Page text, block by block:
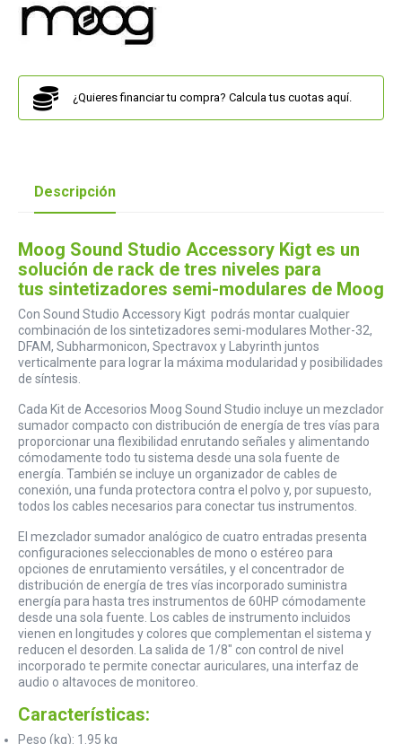
¿Quieres financiar tu compra? Calcula tus cuotas aquí.
Descripción
Moog Sound Studio Accessory Kigt es un
solución de rack de tres niveles para
tus sintetizadores semi-modulares de Moog
Con Sound Studio Accessory Kigt podrás montar cualquier
combinación de los sintetizadores semi-modulares Mother-32,
DFAM, Subharmonicon, Spectravox y Labyrinth juntos
verticalmente para lograr la máxima modularidad y posibilidades
de síntesis.
Cada Kit de Accesorios Moog Sound Studio incluye un mezclador
sumador compacto con distribución de energía de tres vías para
proporcionar una flexibilidad enrutando señales y alimentando
cómodamente todo tu sistema desde una sola fuente de
energía. También se incluye un organizador de cables de
conexión, una funda protectora contra el polvo y, por supuesto,
todos los cables necesarios para conectar tus instrumentos.
El mezclador sumador analógico de cuatro entradas presenta
configuraciones seleccionables de mono o estéreo para
opciones de enrutamiento versátiles, y el concentrador de
distribución de energía de tres vías incorporado suministra
energía para hasta tres instrumentos de 60HP cómodamente
desde una sola fuente. Los cables de instrumento incluidos
vienen en longitudes y colores que complementan el sistema y
reducen el desorden. La salida de 1/8" con control de nivel
incorporado te permite conectar auriculares, una interfaz de
audio o altavoces de monitoreo.
Características:
Peso (kg): 1.95 kg